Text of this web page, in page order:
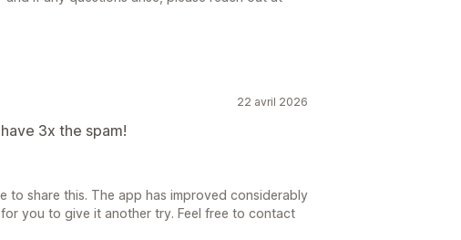
22 avril 2026
3x the spam!
to share this. The app has improved considerably
you to give it another try. Feel free to contact